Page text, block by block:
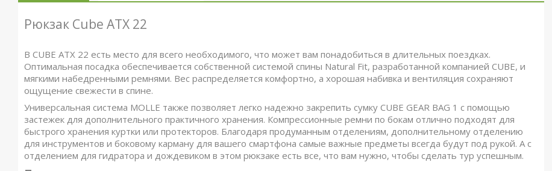
Рюкзак Cube ATX 22
В CUBE ATX 22 есть место для всего необходимого, что может вам понадобиться в длительных поездках.
Оптимальная посадка обеспечивается собственной системой спины Natural Fit, разработанной компанией CUBE, и
мягкими набедренными ремнями. Вес распределяется комфортно, а хорошая набивка и вентиляция сохраняют
ощущение свежести в спине.
Универсальная система MOLLE также позволяет легко надежно закрепить сумку CUBE GEAR BAG 1 с помощью
застежек для дополнительного практичного хранения. Компрессионные ремни по бокам отлично подходят для
быстрого хранения куртки или протекторов. Благодаря продуманным отделениям, дополнительному отделению
для инструментов и боковому карману для вашего смартфона самые важные предметы всегда будут под рукой. А с
отделением для гидратора и дождевиком в этом рюкзаке есть все, что вам нужно, чтобы сделать тур успешным.